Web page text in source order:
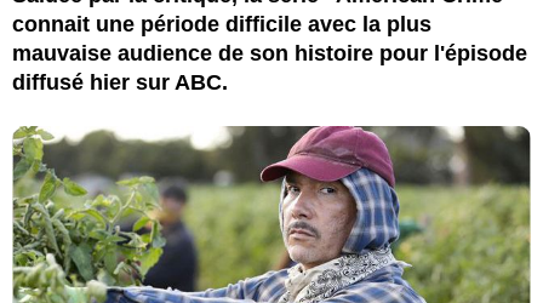
connait une période difficile avec la plus
mauvaise audience de son histoire pour l'épisode
diffusé hier sur ABC.